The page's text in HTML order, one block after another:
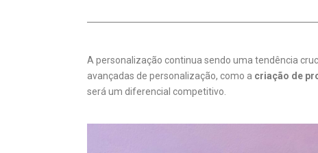
A personalização continua sendo uma tendência
avançadas de personalização, como a criação de
será um diferencial competitivo.